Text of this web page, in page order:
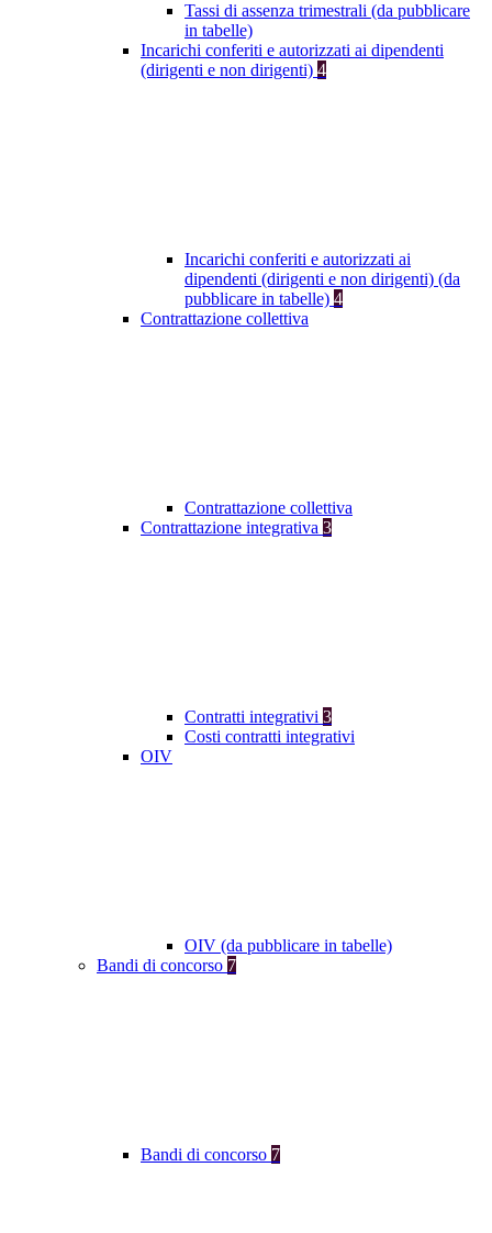
Tassi di assenza trimestrali (da pubblicare
in tabelle)
Incarichi conferiti e autorizzati ai dipendenti
(dirigenti e non dirigenti) 4
Incarichi conferiti e autorizzati ai
dipendenti (dirigenti e non dirigenti) (da
pubblicare in tabelle) 4
Contrattazione collettiva
Contrattazione collettiva
Contrattazione integrativa 3
Contratti integrativi 3
Costi contratti integrativi
OIV
OIV (da pubblicare in tabelle)
Bandi di concorso 7
Bandi di concorso 7